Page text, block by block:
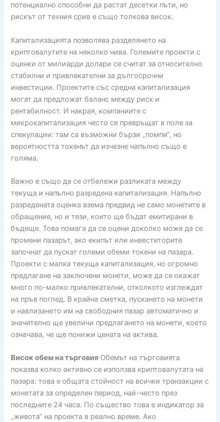
потенциално способни да растат десетки пъти, но
рискът от техния срив е също толкова висок.
Капитализацията позволява разделянето на
криптовалутите на няколко нива. Големите проекти с
оценки от милиарди долари се считат за относително
стабилни и привлекателни за дългосрочни
инвестиции. Проектите със средна капитализация
могат да предложат баланс между риск и
рентабилност. И накрая, компаниите с
микрокапитализация често се превръщат в поле за
спекулации: там са възможни бързи „помпи“, но
вероятността токенът да изчезне напълно също е
голяма.
Важно е също да се отбележи разликата между
текуща и напълно разредена капитализация. Напълно
разредената оценка взема предвид не само монетите в
обращение, но и тези, които ще бъдат емитирани в
бъдеще. Това помага да се оцени доколко може да се
промени пазарът, ако екипът или инвеститорите
започнат да пускат големи обеми токени на пазара.
Проекти с малка текуща капитализация, но огромно
предлагане на заключени монети, може да се окажат
много по-малко привлекателни, отколкото изглеждат
на пръв поглед. В крайна сметка, пускането на монети
и навлизането им на свободния пазар автоматично и
значително ще увеличи предлагането на монети, което
означава, че ще понижи цената на актива.
Висок обем на търговия Обемът на търговията
показва колко активно се използва криптовалутата на
пазара: това е общата стойност на всички транзакции с
монетата за определен период, най-често през
последните 24 часа. По същество това е индикатор за
„живота“ на проекта в реално време. Ако